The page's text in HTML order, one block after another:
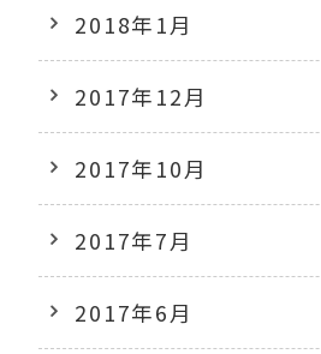
2018年1月
2017年12月
2017年10月
2017年7月
2017年6月